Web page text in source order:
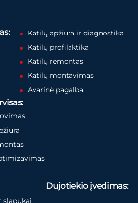
Katilų apžiūra ir diagnostika
Katilų profilaktika
Katilų remontas
Katilų montavimas
Avarinė pagalba
Dujotiekio įvedimas: